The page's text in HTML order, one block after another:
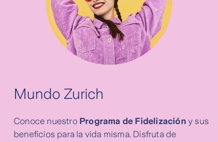
Mundo Zurich
Conoce nuestro Programa de Fidelización y sus
beneficios para la vida misma. Disfruta de